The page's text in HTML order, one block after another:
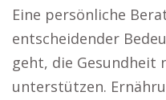
Eine persönliche
entscheidender
geht, die Gesundheit
unterstützen.